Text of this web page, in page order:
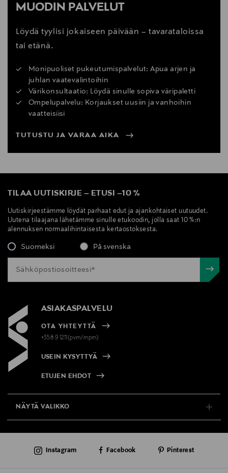
MUODIN PALVELUT
Löydä tyylisi jokaiseen päivään – tavarataloissa
tai etänä.
Monipuoliset pukeutumispalvelut: Apua arjen ja
juhlan vaatevalintoihin
Värikonsultaatio: Löydä sinulle sopiva väripaletti
Ompelupalvelu: Korjaukset uusiin ja vanhoihin
vaatteisiisi
TUTUSTU JA VARAA AIKA
TILAA UUTISKIRJE – ETUSI –10 %
Uutiskirjeestämme löydät parhaat edut ja ajankohtaiset uutuudet.
Uutena tilaajana lähetämme sinulle etukoodin, jolla saat 10 %:n
alennuksen normaalihintaisesta kertaostoksesta.
Suomeksi På svenska
ASIAKASPALVELU
OTA YHTEYTTÄ
+358 9 1211(pvm/mpm)
USEIN KYSYTTYÄ
ETUJEN EHDOT
NÄYTÄ VALIKKO
AJANKOHTAISTA
Instagram Facebook Pinterest